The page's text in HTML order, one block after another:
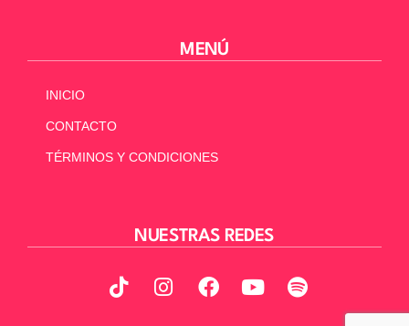
MENÚ
INICIO
CONTACTO
TÉRMINOS Y CONDICIONES
NUESTRAS REDES